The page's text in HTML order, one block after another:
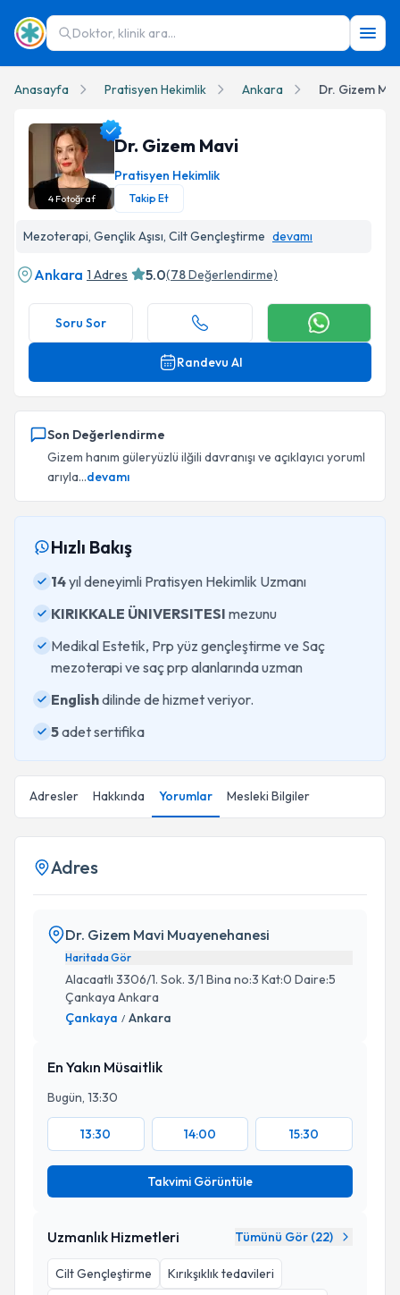
Doktor, klinik ara...
Anasayfa Pratisyen Hekimlik Ankara Dr. Gizem
4Fotoğraf
Dr. Gizem Mavi
Pratisyen Hekimlik
Takip Et
Mezoterapi, Gençlik Aşısı, Cilt Gençleştirme devamı
Ankara 1 Adres 5.0(78Değerlendirme)
Soru Sor
Randevu Al
Son Değerlendirme
Gizem hanım güleryüzlü ilğili davranışı ve açıklayıcı yoruml
arıyla...devamı
Hızlı Bakış
14yıl deneyimli Pratisyen Hekimlik Uzmanı
KIRIKKALE ÜNIVERSITESI mezunu
Medikal Estetik, Prp yüz gençleştirme ve Saç
mezoterapi ve saç prp alanlarında uzman
Englishdilinde de hizmet veriyor.
5adet sertifika
Adresler Hakkında Yorumlar Mesleki Bilgiler
Adres
Dr. Gizem Mavi Muayenehanesi
Haritada Gör
Alacaatlı 3306/1. Sok. 3/1 Bina no:3 Kat:0 Daire:5
Çankaya Ankara
Çankaya / Ankara
En Yakın Müsaitlik
Bugün, 13:30
13:30 14:00 15:30
Takvimi Görüntüle
Uzmanlık Hizmetleri Tümünü Gör (22)
Cilt Gençleştirme
Kırıkşıklık tedavileri